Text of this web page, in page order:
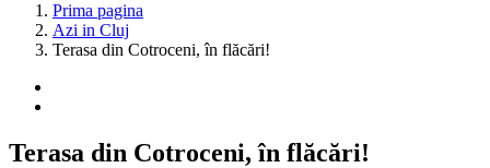
Prima pagina
Azi in Cluj
Terasa din Cotroceni, în flăcări!
Terasa din Cotroceni, în flăcări!